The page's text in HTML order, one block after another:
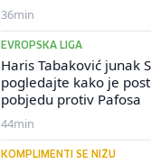
36min
EVROPSKA LIGA
Haris Tabaković junak
pogledajte kako je
pobjedu protiv Pafosa
44min
KOMPLIMENTI SE NIŽU